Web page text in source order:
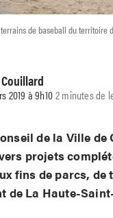
de baseball du
2019 à 9h102 minutes de
de la Ville
projets
fins de parcs, de
de La Haute-